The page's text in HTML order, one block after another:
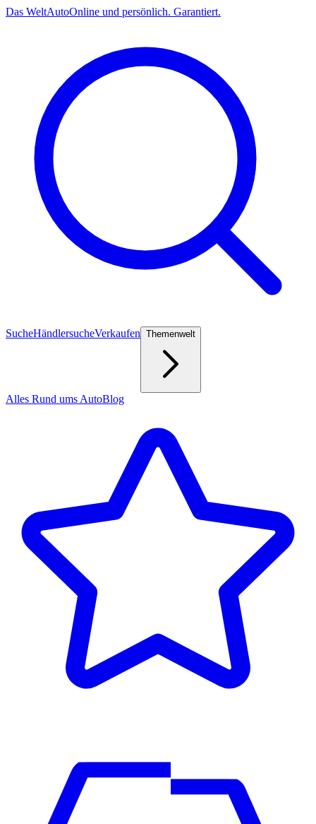
Das WeltAutoOnline und persönlich. Garantiert.
SucheHändlersucheVerkaufen Themenwelt
Alles Rund ums AutoBlog